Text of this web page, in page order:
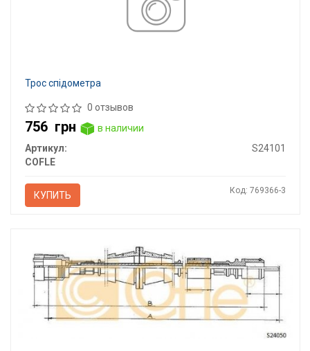
Трос спідометра
0 отзывов
756 грн
в наличии
Артикул:
S24101
COFLE
КУПИТЬ Код: 769366-3